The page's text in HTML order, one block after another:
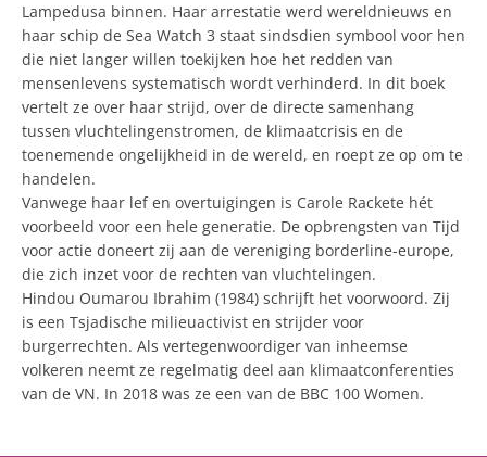
Lampedusa binnen. Haar arrestatie werd wereldnieuws en
haar schip de Sea Watch 3 staat sindsdien symbool voor hen
die niet langer willen toekijken hoe het redden van
mensenlevens systematisch wordt verhinderd. In dit boek
vertelt ze over haar strijd, over de directe samenhang
tussen vluchtelingenstromen, de klimaatcrisis en de
toenemende ongelijkheid in de wereld, en roept ze op om te
handelen.
Vanwege haar lef en overtuigingen is Carole Rackete hét
voorbeeld voor een hele generatie. De opbrengsten van Tijd
voor actie doneert zij aan de vereniging borderline-europe,
die zich inzet voor de rechten van vluchtelingen.
Hindou Oumarou Ibrahim (1984) schrijft het voorwoord. Zij
is een Tsjadische milieuactivist en strijder voor
burgerrechten. Als vertegenwoordiger van inheemse
volkeren neemt ze regelmatig deel aan klimaatconferenties
van de VN. In 2018 was ze een van de BBC 100 Women.